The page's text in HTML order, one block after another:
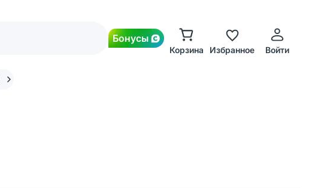
Бонусы
Корзина Избранное Войти